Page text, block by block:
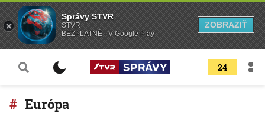
24
Európa
Správy STVR
STVR
BEZPLATNÉ - V Google Play
ZOBRAZIŤ